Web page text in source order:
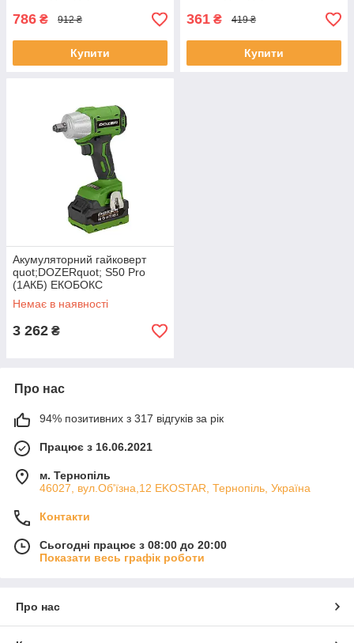
786 ₴ 912 ₴
Купити
361 ₴ 419 ₴
Купити
Акумуляторний гайковерт
quot;DOZERquot; S50 Pro
(1АКБ) ЕКОБОКС
Немає в наявності
3 262 ₴
Про нас
94% позитивних з 317 відгуків за рік
Працює з 16.06.2021
м. Тернопіль
46027, вул.Об'їзна,12 EKOSTAR, Тернопіль, Україна
Контакти
Сьогодні працює з 08:00 до 20:00
Показати весь графік роботи
Про нас